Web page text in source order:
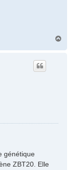
génétique
ZBT20. Elle